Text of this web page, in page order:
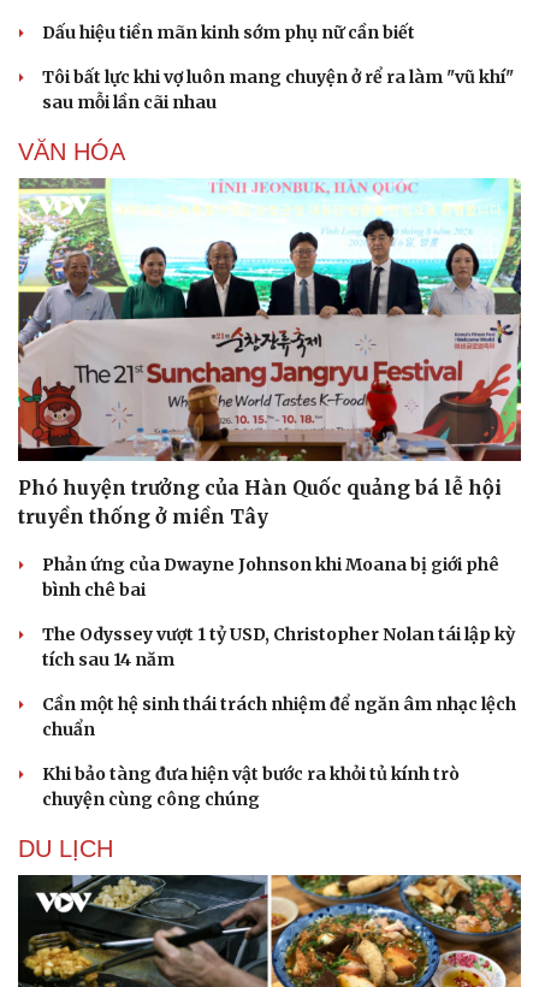
Văn hóa
Sân khấu - Điện ảnh
Văn học
Âm nhạc
Di sản
Giải trí
Nghệ sĩ
Thời trang
Sao Việt
Dấu hiệu tiền mãn kinh sớm phụ nữ cần biết
Tôi bất lực khi vợ luôn mang chuyện ở rể ra làm "vũ khí"
sau mỗi lần cãi nhau
VĂN HÓA
Phó huyện trưởng của Hàn Quốc quảng bá lễ hội
truyền thống ở miền Tây
Phản ứng của Dwayne Johnson khi Moana bị giới phê
bình chê bai
The Odyssey vượt 1 tỷ USD, Christopher Nolan tái lập kỳ
tích sau 14 năm
Cần một hệ sinh thái trách nhiệm để ngăn âm nhạc lệch
chuẩn
Khi bảo tàng đưa hiện vật bước ra khỏi tủ kính trò
chuyện cùng công chúng
DU LỊCH